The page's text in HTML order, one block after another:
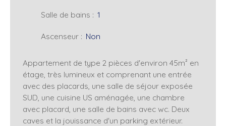
Salle de bains : 1
Ascenseur : Non
Appartement de type 2 pièces d'environ 45m² en
étage, très lumineux et comprenant une entrée
avec des placards, une salle de séjour exposée
SUD, une cuisine US aménagée, une chambre
avec placard, une salle de bains avec wc. Deux
caves et la jouissance d'un parking extérieur.